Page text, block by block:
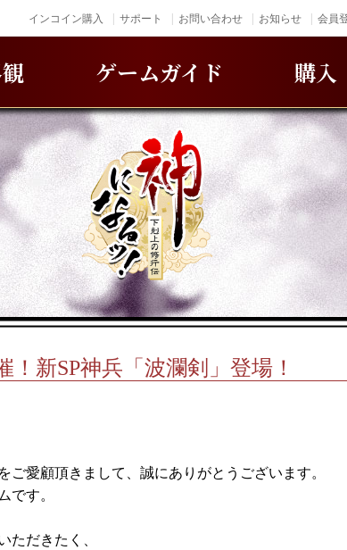
インコイン購入 サポート お問い合わせ お知らせ 会員
ゲームガイド 購入
新SP神兵「波瀾剣」登場！
ご愛顧頂きまして、誠にありがとうございます。
です。
ただきたく、